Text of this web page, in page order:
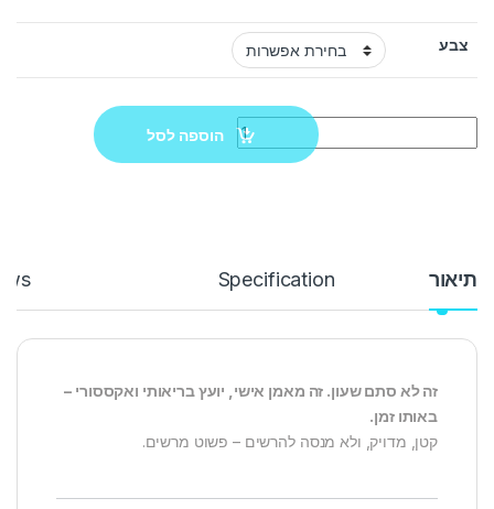
צבע
הוספה לסל
תיאור Specification
זה לא סתם שעון. זה מאמן אישי, יועץ בריאותי ואקססורי –
באותו זמן.
קטן, מדויק, ולא מנסה להרשים – פשוט מרשים.